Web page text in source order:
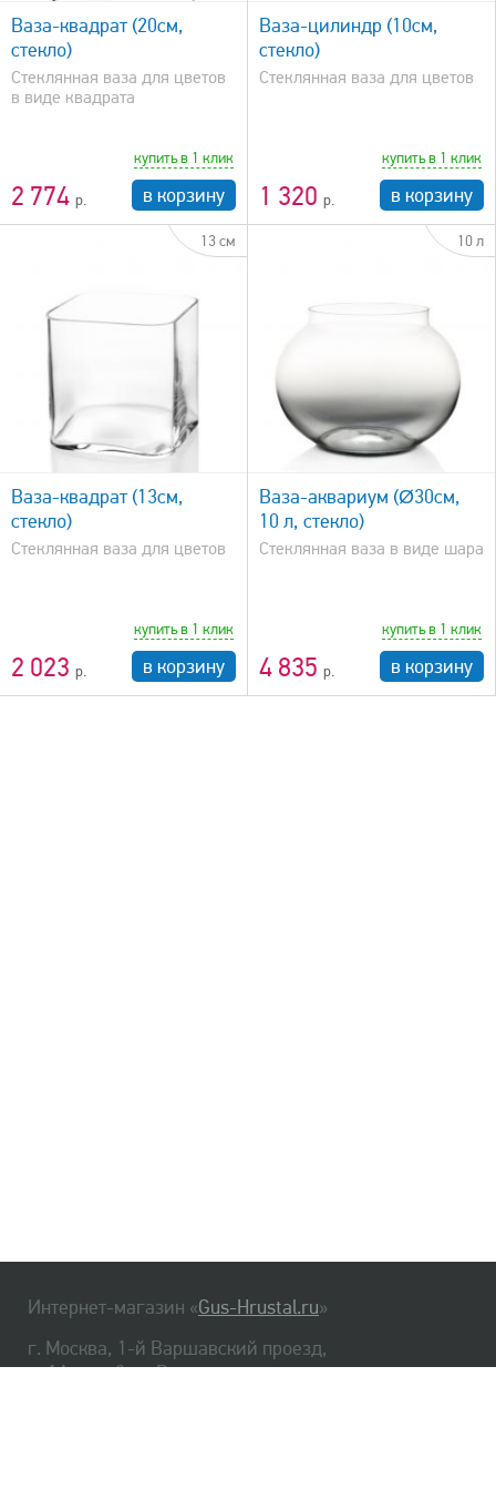
Ваза-квадрат (20см,
стекло)
Стеклянная ваза для цветов
в виде квадрата
2 774
купить в 1 клик
в корзину
Ваза-цилиндр (10см,
стекло)
Стеклянная ваза для цветов
1 320
купить в 1 клик
в корзину
13 см
Ваза-квадрат (13см,
стекло)
Стеклянная ваза для цветов
2 023
купить в 1 клик
в корзину
10 л
быстрый просмотр
Ваза-аквариум (Ø30см,
10 л, стекло)
Стеклянная ваза в виде шара
4 835
купить в 1 клик
в корзину
Интернет-магазин «Gus-Hrustal.ru»
г. Москва, 1-й Варшавский проезд,
д. 1А, стр. 3, м. Варшавская